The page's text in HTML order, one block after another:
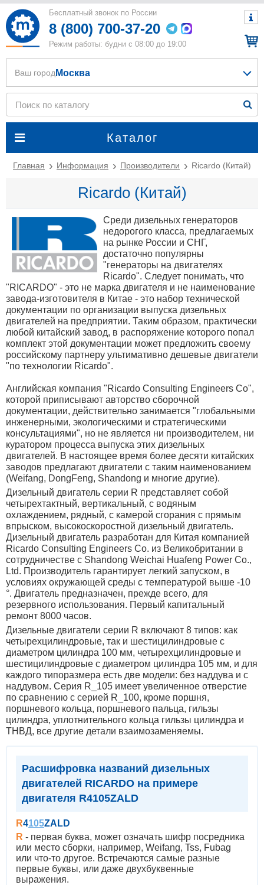
Бесплатный звонок по России
8 (800) 700-37-20
Режим работы: будни с 08:00 до 19:00
Каталог
Ваш город Москва
Главная Информация Производители Ricardo (Китай)
Ricardo (Китай)
Среди дизельных генераторов
недорогого класса, предлагаемых
на рынке России и СНГ,
достаточно популярны
"генераторы на двигателях
Ricardo". Следует понимать, что
"RICARDO" - это не марка двигателя и не наименование
завода-изготовителя в Китае - это набор технической
документации по организации выпуска дизельных
двигателей на предприятии. Таким образом, практически
любой китайский завод, в распоряжение которого попал
комплект этой документации может предложить своему
российскому партнеру ультимативно дешевые двигатели
"по технологии Ricardo".
Английская компания "Ricardo Consulting Engineers Co",
которой приписывают авторство сборочной
документации, действительно занимается "глобальными
инженерными, экологическими и стратегическими
консультациями", но не является ни производителем, ни
куратором процесса выпуска этих дизельных
двигателей. В настоящее время более десяти китайских
заводов предлагают двигатели с таким наименованием
(Weifang, DongFeng, Shandong и многие другие).
Дизельный двигатель серии R представляет собой
четырехтактный, вертикальный, с водяным
охлаждением, рядный, с камерой сгорания с прямым
впрыском, высокоскоростной дизельный двигатель.
Дизельный двигатель разработан для Китая компанией
Ricardo Consulting Engineers Co. из Великобритании в
сотрудничестве с Shandong Weichai Huafeng Power Co.,
Ltd. Производитель гарантирует легкий запуском, в
условиях окружающей среды с температурой выше -10
°. Двигатель предназначен, прежде всего, для
резервного использования. Первый капитальный
ремонт 8000 часов.
Дизельные двигатели серии R включают 8 типов: как
четырехцилиндровые, так и шестицилиндровые с
диаметром цилиндра 100 мм, четырехцилиндровые и
шестицилиндровые с диаметром цилиндра 105 мм, и для
каждого типоразмера есть две модели: без наддува и с
наддувом. Серия R_105 имеет увеличенное отверстие
по сравнению с серией R_100, кроме поршня,
поршневого кольца, поршневого пальца, гильзы
цилиндра, уплотнительного кольца гильзы цилиндра и
ТНВД, все другие детали взаимозаменяемы.
Расшифровка названий дизельных
двигателей RICARDO на примере
двигателя R4105ZALD
R4105ZALD
R - первая буква, может означать шифр посредника
или место сборки, например, Weifang, Tss, Fubag
или что-то другое. Встречаются самые разные
первые буквы, или даже двухбуквенные
выражения.